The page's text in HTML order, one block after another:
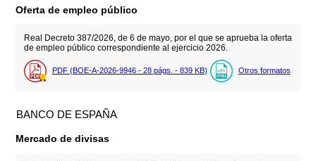
Oferta de empleo público
Real Decreto 387/2026, de 6 de mayo, por el que se aprueba la oferta
de empleo público correspondiente al ejercicio 2026.
PDF (BOE-A-2026-9946 - 28 págs. - 839 KB) Otros formatos
BANCO DE ESPAÑA
Mercado de divisas